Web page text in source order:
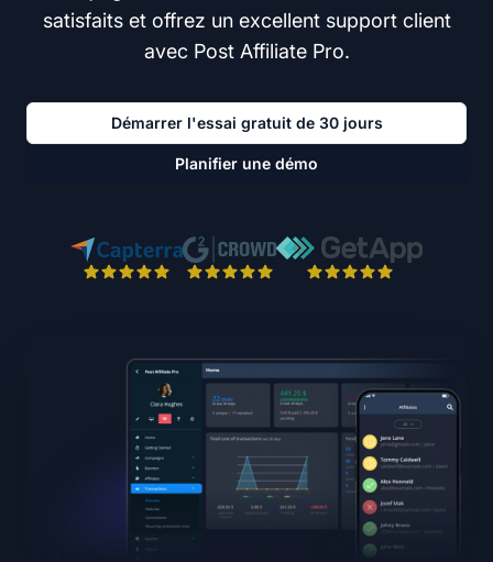
satisfaits et offrez un excellent support client
avec Post Affiliate Pro.
Démarrer l'essai gratuit de 30 jours
Planifier une démo